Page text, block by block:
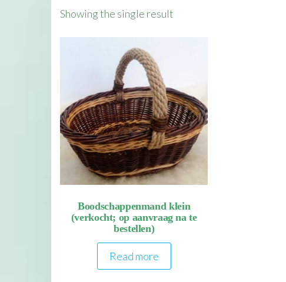
Showing the single result
Boodschappenmand klein
(verkocht; op aanvraag na te
bestellen)
Read more